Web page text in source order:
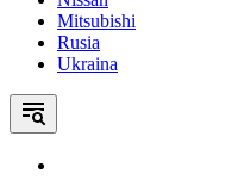
Mitsubishi
Rusia
Ukraina